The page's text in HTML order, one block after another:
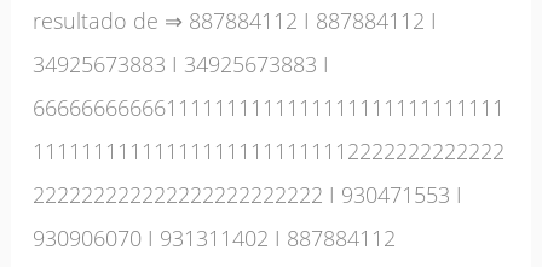
resultado de ⇒ 887884112 I 887884112 I
34925673883 I 34925673883 I
666666666661111111111111111111111111111
111111111111111111111111112222222222222
222222222222222222222222 I 930471553 I
930906070 I 931311402 I 887884112